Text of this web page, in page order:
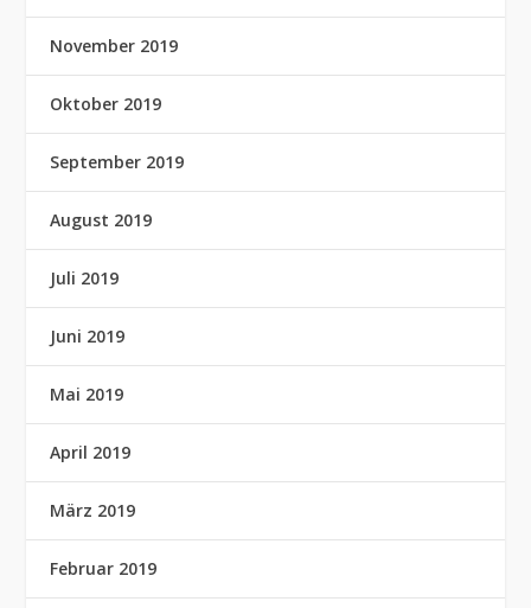
November 2019
Oktober 2019
September 2019
August 2019
Juli 2019
Juni 2019
Mai 2019
April 2019
März 2019
Februar 2019